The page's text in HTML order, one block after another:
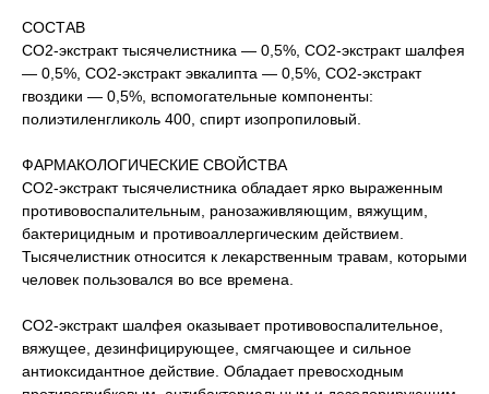
СОСТАВ
СО2-экстракт тысячелистника — 0,5%, СО2-экстракт шалфея
— 0,5%, СО2-экстракт эвкалипта — 0,5%, СО2-экстракт
гвоздики — 0,5%, вспомогательные компоненты:
полиэтиленгликоль 400, спирт изопропиловый.
ФАРМАКОЛОГИЧЕСКИЕ СВОЙСТВА
СО2-экстракт тысячелистника обладает ярко выраженным
противовоспалительным, ранозаживляющим, вяжущим,
бактерицидным и противоаллергическим действием.
Тысячелистник относится к лекарственным травам, которыми
человек пользовался во все времена.
СО2-экстракт шалфея оказывает противовоспалительное,
вяжущее, дезинфицирующее, смягчающее и сильное
антиоксидантное действие. Обладает превосходным